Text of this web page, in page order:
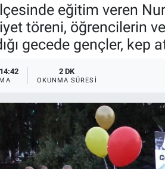
eğitim veren
töreni, öğrencilerin
gecede gençler, kep
2 DK
OKUNMA SÜRESI